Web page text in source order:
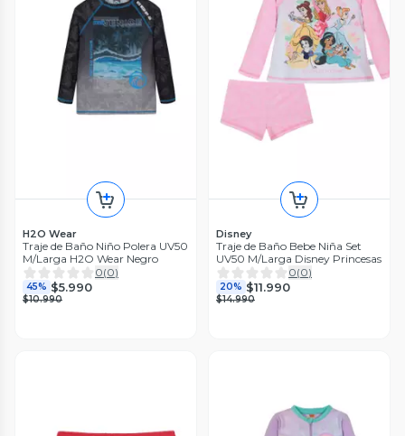
H2O Wear
Traje de Baño Niño Polera UV50
M/Larga H2O Wear Negro
0(0)
45% $5.990
$10.990
Disney
Traje de Baño Bebe Niña Set
UV50 M/Larga Disney Princesas
0(0)
20% $11.990
$14.990